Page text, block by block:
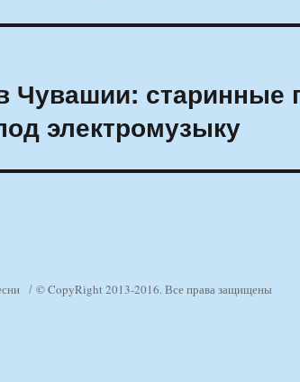
Чувашии: старинные
электромузыку
© CopyRight 2013-2016. Все права защищены